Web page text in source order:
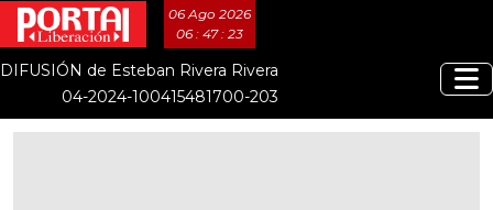
06 Ago 2026
06 : 47 : 24
DIFUSIÓN de Esteban Rivera Rivera
04-2024-100415481700-203